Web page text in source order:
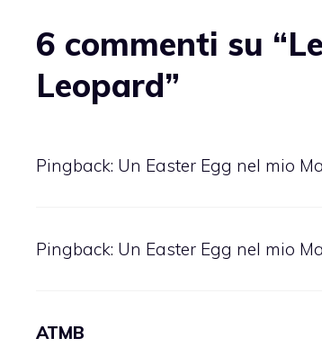
6 commenti su
Leopard”
Pingback: Un Easter Egg nel mio
Pingback: Un Easter Egg nel mio
ATMB